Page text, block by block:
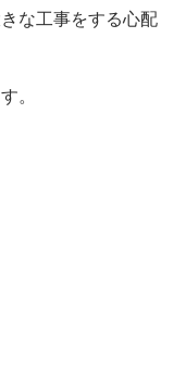
な工事をする心配
。